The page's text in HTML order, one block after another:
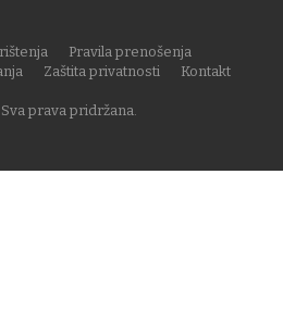
prava pridržana.
Pravila prenošenja
Zaštita privatnosti
Kontakt